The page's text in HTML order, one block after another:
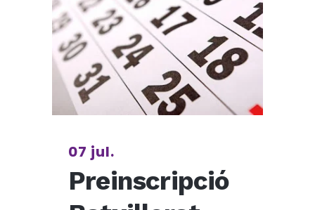
07 jul.
Preinscripció